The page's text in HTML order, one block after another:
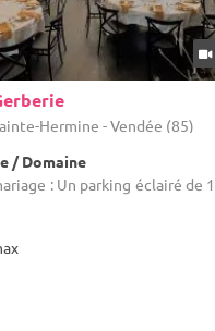
Hermine - Vendée (85)
/ Domaine
: Un parking éclairé de